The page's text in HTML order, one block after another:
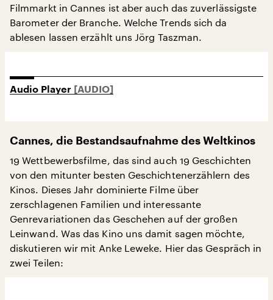
Filmmarkt in Cannes ist aber auch das zuverlässigste
Barometer der Branche. Welche Trends sich da
ablesen lassen erzählt uns Jörg Taszman.
Audio Player
Cannes, die Bestandsaufnahme des Weltkinos
19 Wettbewerbsfilme, das sind auch 19 Geschichten
von den mitunter besten Geschichtenerzählern des
Kinos. Dieses Jahr dominierte Filme über
zerschlagenen Familien und interessante
Genrevariationen das Geschehen auf der großen
Leinwand. Was das Kino uns damit sagen möchte,
diskutieren wir mit Anke Leweke. Hier das Gespräch in
zwei Teilen: